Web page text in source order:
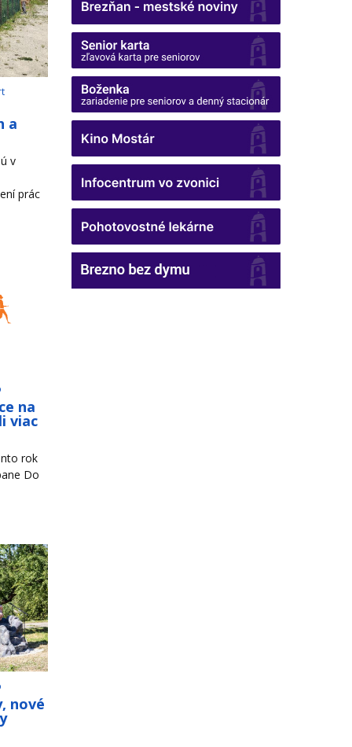
a
v
prác
na
viac
rok
Do
nové